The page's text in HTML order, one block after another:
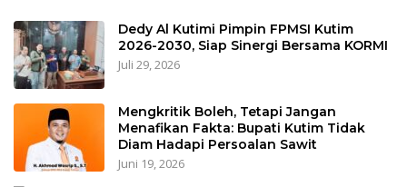
Dedy Al Kutimi Pimpin FPMSI Kutim
2026-2030, Siap Sinergi Bersama KORMI
Juli 29, 2026
Mengkritik Boleh, Tetapi Jangan
Menafikan Fakta: Bupati Kutim Tidak
Diam Hadapi Persoalan Sawit
Juni 19, 2026